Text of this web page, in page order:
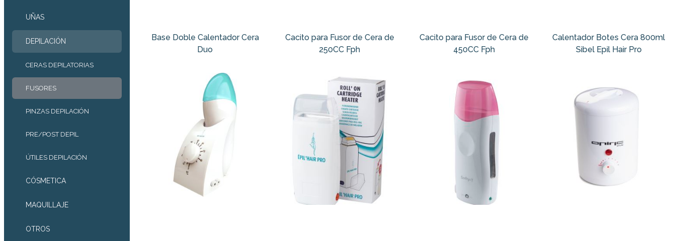
UÑAS
DEPILACIÓN
CERAS DEPILATORIAS
FUSORES
PINZAS DEPILACIÓN
PRE/POST DEPIL
ÚTILES DEPILACIÓN
CÓSMETICA
MAQUILLAJE
OTROS
Base Doble Calentador Cera
Duo
Cacito para Fusor de Cera de
250CC Fph
Cacito para Fusor de Cera de
450CC Fph
Calentador Botes Cera 800ml
Sibel Epil Hair Pro